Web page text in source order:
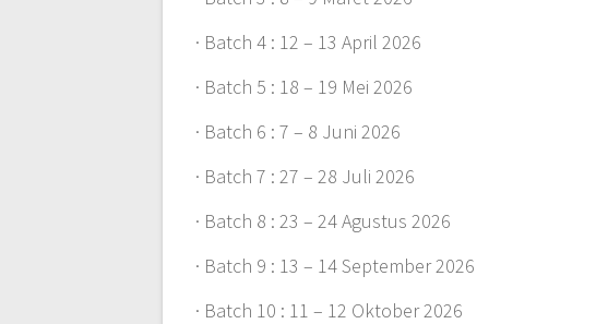
· Batch 4 : 12 – 13 April 2026
· Batch 5 : 18 – 19 Mei 2026
· Batch 6 : 7 – 8 Juni 2026
· Batch 7 : 27 – 28 Juli 2026
· Batch 8 : 23 – 24 Agustus 2026
· Batch 9 : 13 – 14 September 2026
· Batch 10 : 11 – 12 Oktober 2026